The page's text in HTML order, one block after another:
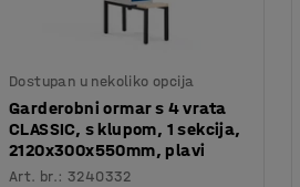
Dostupan u nekoliko opcija
Garderobni ormar s 4 vrata
CLASSIC, s klupom, 1 sekcija,
2120x300x550mm, plavi
Art. br.:3240332